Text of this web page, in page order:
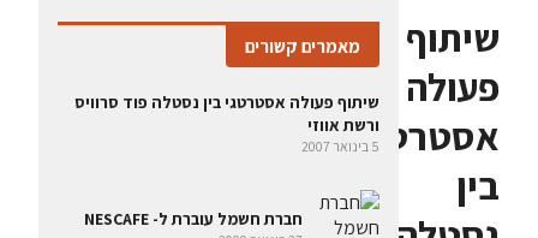
שיתוף
פעולה
אסטרטגי
בין
מאמרים קשורים
שיתוף פעולה אסטרטגי בין נסטלה פוד סרוויס
ורשת אווזי
5 בינואר 2007
חברת חשמל עוברת ל- NESCAFE